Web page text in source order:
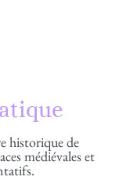
historique de
médiévales et